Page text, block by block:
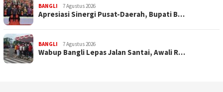
BANGLI 7 Agustus 2026
Apresiasi Sinergi Pusat-Daerah, Bupati B…
BANGLI 7 Agustus 2026
Wabup Bangli Lepas Jalan Santai, Awali R…